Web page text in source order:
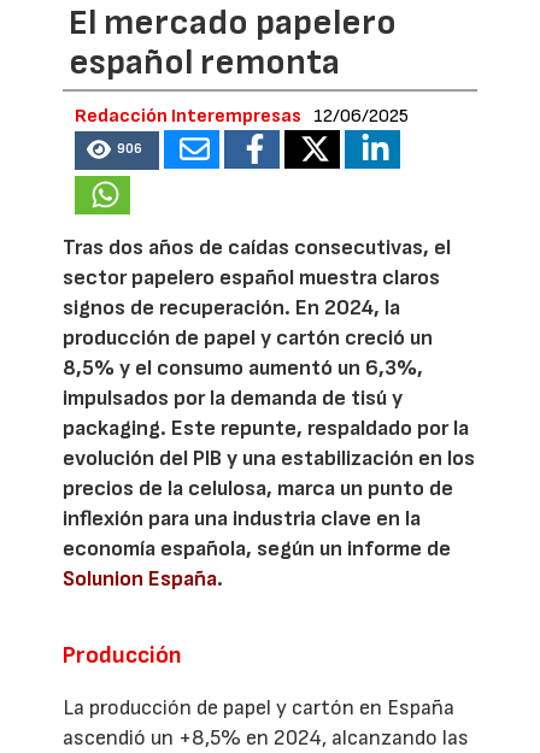
El mercado papelero
español remonta
Redacción Interempresas 12/06/2025
906
Tras dos años de caídas consecutivas, el
sector papelero español muestra claros
signos de recuperación. En 2024, la
producción de papel y cartón creció un
8,5% y el consumo aumentó un 6,3%,
impulsados por la demanda de tisú y
packaging. Este repunte, respaldado por la
evolución del PIB y una estabilización en los
precios de la celulosa, marca un punto de
inflexión para una industria clave en la
economía española, según un informe de
Solunion España.
Producción
La producción de papel y cartón en España
ascendió un +8,5% en 2024, alcanzando las